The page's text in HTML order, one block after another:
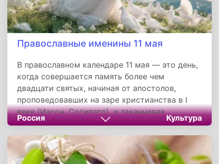
Православные именины 11 мая
В православном календаре 11 мая — это день,
когда совершается память более чем
двадцати святых, начиная от апостолов,
проповедовавших на заре христианства в I
веке (Иасон, Сосипатр), и заканчивая
великими просветителями и учителями
церкви (Кирилл). Среди именинников этого
дня есть и знатные вельможи (Дада), и
простые воины (Максим), и те, чьи прошлые
Россия Культура